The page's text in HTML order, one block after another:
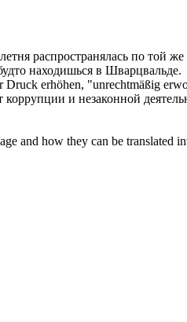
распространялась по той же
находишься в Шварцвальде.
erhöhen, "unrechtmäßig
и незаконной
and how they can be translated